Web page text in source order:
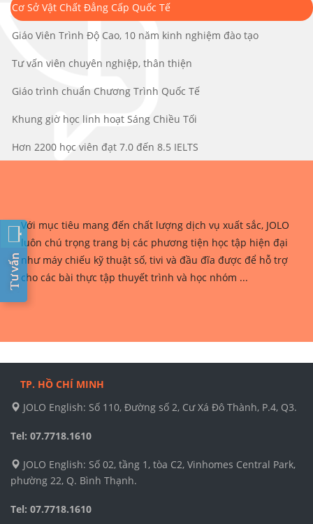
Cơ Sở Vật Chất Đẳng Cấp Quốc Tế
Giáo Viên Trình Độ Cao, 10 năm kinh nghiệm đào tạo
Tư vấn viên chuyên nghiệp, thân thiện
Giáo trình chuẩn Chương Trình Quốc Tế
Khung giờ học linh hoạt Sáng Chiều Tối
Hơn 2200 học viên đạt 7.0 đến 8.5 IELTS
Với mục tiêu mang đến chất lượng dịch vụ xuất sắc, JOLO
luôn chú trọng trang bị các phương tiện học tập hiện đại
như máy chiếu kỹ thuật số, tivi và đầu đĩa được để hỗ trợ
cho các bài thực tập thuyết trình và học nhóm ...
TP. HỒ CHÍ MINH
JOLO English: Số 110, Đường số 2, Cư Xá Đô Thành, P.4, Q3.
Tel: 07.7718.1610
JOLO English: Số 02, tầng 1, tòa C2, Vinhomes Central Park,
phường 22, Q. Bình Thạnh.
Tel: 07.7718.1610